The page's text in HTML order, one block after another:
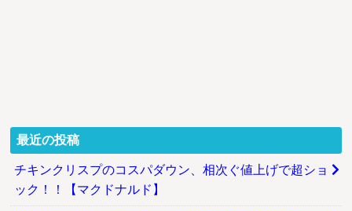
最近の投稿
チキンクリスプのコスパダウン、相次ぐ値上げで超ショ
ック！！【マクドナルド】